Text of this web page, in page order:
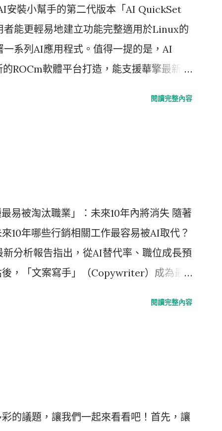
安裝小幫手的第二代版本「AI QuickSet
能更輕易地建立功能完整適用於Linux的
系列AI應用程式。值得一提的是，AI
ROCm軟體平台打造，能支援華擎最新的
門門檻不僅讓初學者卻步，也會消耗資深
WSL透過自動化整個工作流程來
算的AMD ROCm平台，並確保WSL環境
RX 9000系列顯示卡完成加速預先配置，最
WSL更內建多款立即可用的應用工具。
閱讀完整內容
易被淘汰職業」：未來10年內將消失 隨著
10年哪些行銷相關工作最容易被AI取代？
分析報告指出，從AI替代率、職位成長預
，「文案寫手」（Copywriter）成為最
10大高風險職務，依據「風險評分」與
行銷經理（Product Marketing
39％。雖然看似較安全，但因需橫跨資
自動化風險。 9. 平面設計師（Graphic
閱讀完整內容
的議題，讓我們一起來看看吧！首先，讓